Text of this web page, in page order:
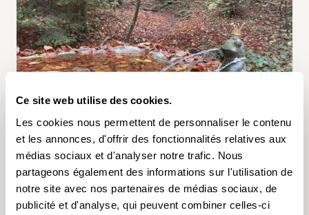
Ce site web utilise des cookies.
Les cookies nous permettent de personnaliser le contenu
et les annonces, d'offrir des fonctionnalités relatives aux
médias sociaux et d'analyser notre trafic. Nous
partageons également des informations sur l'utilisation de
notre site avec nos partenaires de médias sociaux, de
publicité et d'analyse, qui peuvent combiner celles-ci
N° 2280
ZOLLIKERBERG — STETTBACH • ZH
Une zone de détente proche de
Zurich